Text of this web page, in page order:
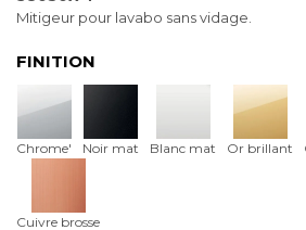
Mitigeur pour lavabo sans vidage.
FINITION
Chrome' Noir mat Blanc mat Or brillant
Cuivre brosse